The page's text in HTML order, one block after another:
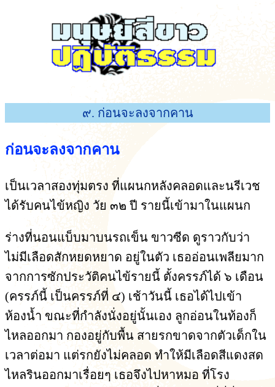
๙. ก่อนจะลงจากคาน
ก่อนจะลงจากคาน
เป็นเวลาสองทุ่มตรง ที่แผนกหลังคลอดและนรีเวช
ได้รับคนไข้หญิง วัย ๓๒ ปี รายนี้เข้ามาในแผนก
ร่างที่นอนแบ็บมาบนรถเข็น ขาวซีด ดูราวกับว่า
ไม่มีเลือดสักหยดหยาด อยู่ในตัว เธออ่อนเพลียมาก
จากการซักประวัติคนไข้รายนี้ ตั้งครรภ์ได้ ๖ เดือน
(ครรภ์นี้ เป็นครรภ์ที่ ๔) เช้าวันนี้ เธอได้ไปเข้า
ห้องน้ำ ขณะที่กำลังนั่งอยู่นั้นเอง ลูกอ่อนในท้องก็
ไหลออกมา กองอยู่กับพื้น สายรกขาดจากตัวเด็กใน
เวลาต่อมา แต่รกยังไม่คลอด ทำให้มีเลือดสีแดงสด
ไหลรินออกมาเรื่อยๆ เธอจึงไปหาหมอ ที่โรง